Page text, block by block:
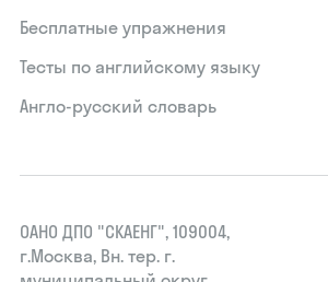
Бесплатные упражнения
Тесты по английскому языку
Англо-русский словарь
ОАНО ДПО "СКАЕНГ", 109004,
г.Москва, Вн. тер. г.